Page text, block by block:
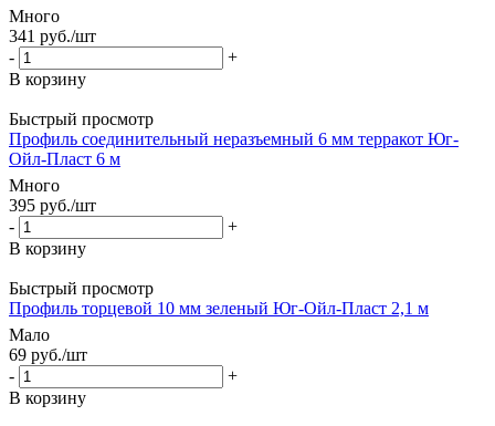
Много
341 руб./шт
-
+
В корзину
Быстрый просмотр
Профиль соединительный неразъемный 6 мм терракот Юг-
Ойл-Пласт 6 м
Много
395 руб./шт
-
+
В корзину
Быстрый просмотр
Профиль торцевой 10 мм зеленый Юг-Ойл-Пласт 2,1 м
Мало
69 руб./шт
-
+
В корзину